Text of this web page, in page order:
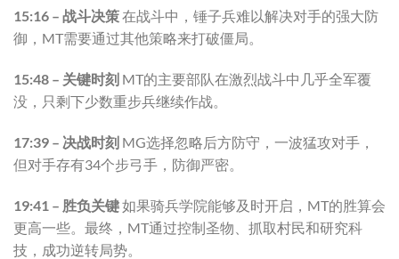
15:16 – 战斗决策在战斗中，锤子兵难以解决对手的强大防
御，MT需要通过其他策略来打破僵局。
15:48 – 关键时刻 MT的主要部队在激烈战斗中几乎全军覆
没，只剩下少数重步兵继续作战。
17:39 – 决战时刻 MG选择忽略后方防守，一波猛攻对手，
但对手存有34个步弓手，防御严密。
19:41 – 胜负关键如果骑兵学院能够及时开启，MT的胜算会
更高一些。最终，MT通过控制圣物、抓取村民和研究科
技，成功逆转局势。